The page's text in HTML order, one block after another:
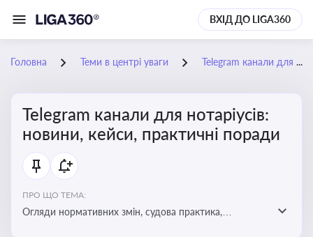
ВХІД ДО LIGA360
Головна Теми в центрі уваги Telegram канали для нотаріусів: новини, кейси, практичні поради
Telegram канали для нотаріусів:
новини, кейси, практичні поради
ПРО ЩО ТЕМА:
Огляди нормативних змін, судова практика,